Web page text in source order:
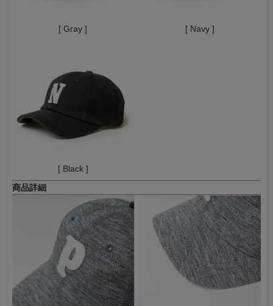
[ Gray ] [ Navy ]
[ Black ]
商品詳細